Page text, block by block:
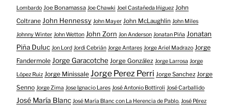
Lombardo Joe Bonamassa Joe Chawki Joel Castañeda Iñiguez John
Coltrane John Hennessy John Mayer John McLaughlin John Miles
Johnny Winter John Wetton John Zorn Jon Anderson Jonatan Piña Jonatan
Piña Duluc Jon Lord Jordi Cebrián Jorge Antares Jorge Ariel Madrazo Jorge
Fandermole Jorge Garacotche Jorge González Jorge Larrosa Jorge
López Ruiz Jorge Minissale Jorge Perez Perri Jorge Sanchez Jorge
Senno Jorge Zima Jose Ignacio Lares José Antonio Bottiroli José Carballido
José María Blanc José María Blanc con La Herencia de Pablo. José Pérez